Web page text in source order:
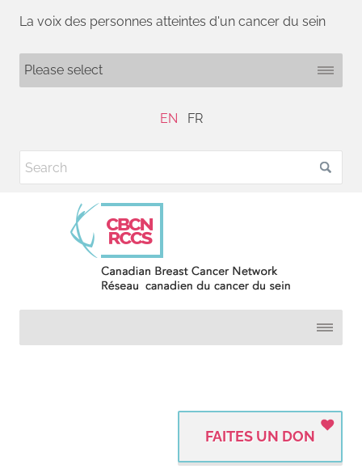
La voix des personnes atteintes d'un cancer du sein
EN FR
FAITES UN DON